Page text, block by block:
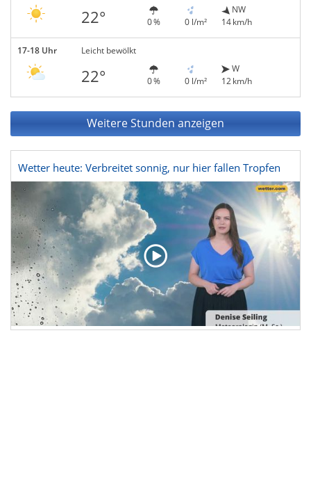
22° 0 % 0 l/m²
NW
14 km/h
17-18 Uhr Leicht bewölkt
22° 0 % 0 l/m²
W
12 km/h
Weitere Stunden anzeigen
Wetter heute: Verbreitet sonnig, nur hier fallen Tropfen